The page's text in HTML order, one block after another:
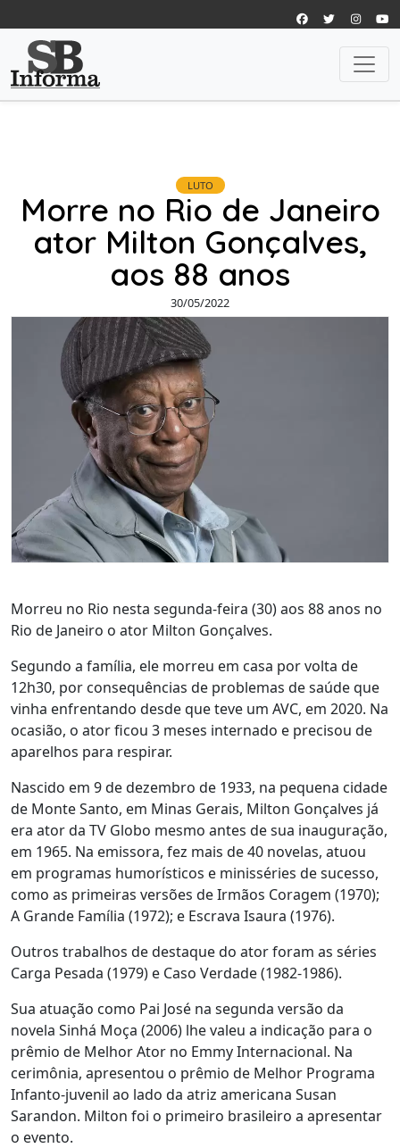
LUTO
Morre no Rio de Janeiro
ator Milton Gonçalves,
aos 88 anos
30/05/2022
Morreu no Rio nesta segunda-feira (30) aos 88 anos no
Rio de Janeiro o ator Milton Gonçalves.
Segundo a família, ele morreu em casa por volta de
12h30, por consequências de problemas de saúde que
vinha enfrentando desde que teve um AVC, em 2020. Na
ocasião, o ator ficou 3 meses internado e precisou de
aparelhos para respirar.
Nascido em 9 de dezembro de 1933, na pequena cidade
de Monte Santo, em Minas Gerais, Milton Gonçalves já
era ator da TV Globo mesmo antes de sua inauguração,
em 1965. Na emissora, fez mais de 40 novelas, atuou
em programas humorísticos e minisséries de sucesso,
como as primeiras versões de Irmãos Coragem (1970);
A Grande Família (1972); e Escrava Isaura (1976).
Outros trabalhos de destaque do ator foram as séries
Carga Pesada (1979) e Caso Verdade (1982-1986).
Sua atuação como Pai José na segunda versão da
novela Sinhá Moça (2006) lhe valeu a indicação para o
prêmio de Melhor Ator no Emmy Internacional. Na
cerimônia, apresentou o prêmio de Melhor Programa
Infanto-juvenil ao lado da atriz americana Susan
Sarandon. Milton foi o primeiro brasileiro a apresentar
o evento.